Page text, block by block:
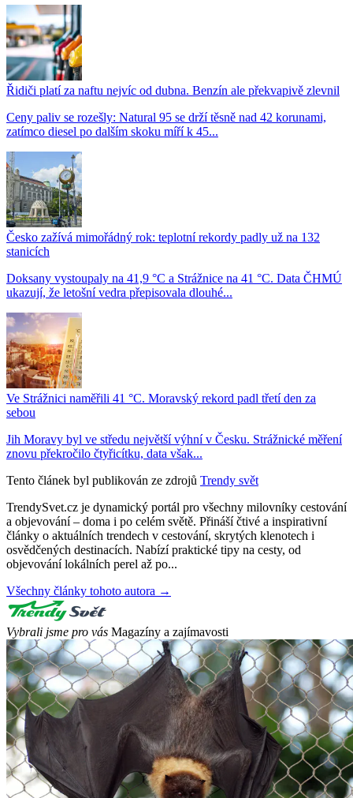
Řidiči platí za naftu nejvíc od dubna. Benzín ale překvapivě zlevnil
Ceny paliv se rozešly: Natural 95 se drží těsně nad 42 korunami,
zatímco diesel po dalším skoku míří k 45...
Česko zažívá mimořádný rok: teplotní rekordy padly už na 132
stanicích
Doksany vystoupaly na 41,9 °C a Strážnice na 41 °C. Data ČHMÚ
ukazují, že letošní vedra přepisovala dlouhé...
Ve Strážnici naměřili 41 °C. Moravský rekord padl třetí den za
sebou
Jih Moravy byl ve středu největší výhní v Česku. Strážnické měření
znovu překročilo čtyřicítku, data však...
Tento článek byl publikován ze zdrojů Trendy svět
TrendySvet.cz je dynamický portál pro všechny milovníky cestování
a objevování – doma i po celém světě. Přináší čtivé a inspirativní
články o aktuálních trendech v cestování, skrytých klenotech i
osvědčených destinacích. Nabízí praktické tipy na cesty, od
objevování lokálních perel až po...
Všechny články tohoto autora →
Vybrali jsme pro vás Magazíny a zajímavosti